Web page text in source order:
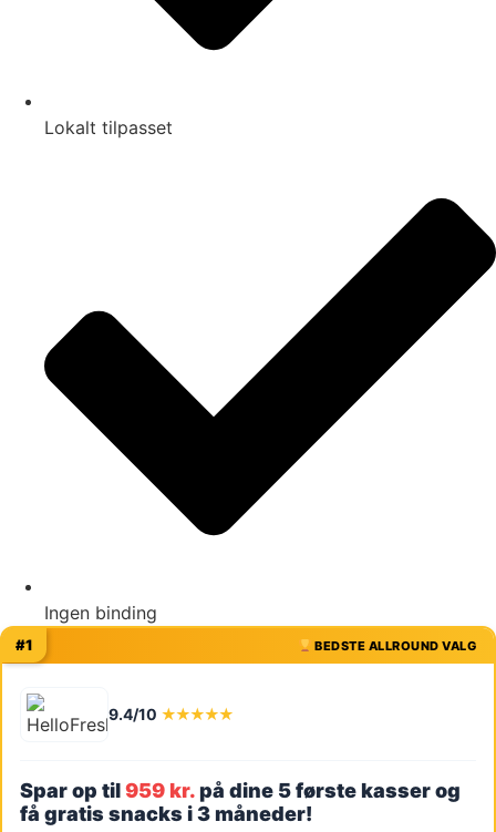
Lokalt tilpasset
Ingen binding
BEDSTE ALLROUND VALG
#1
9.4/10 ★★★★★
Spar op til959 kr.på dine 5 første kasser og
få gratis snacks i 3 måneder!